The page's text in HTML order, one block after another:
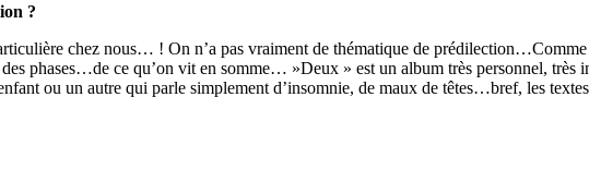
?
chez nous… ! On n’a pas vraiment de thématique de prédilection…Comme
phases…de ce qu’on vit en somme… »Deux » est un album très personnel, très
ou un autre qui parle simplement d’insomnie, de maux de têtes…bref, les